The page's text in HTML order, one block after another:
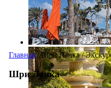
Главная /Шри Ланка/
Шри Ланка